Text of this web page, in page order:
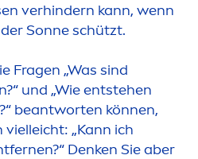
verhindern kann, wenn
Sonne schützt.
Fragen „Was sind
und „Wie entstehen
beantworten können,
vielleicht: „Kann ich
Denken Sie aber